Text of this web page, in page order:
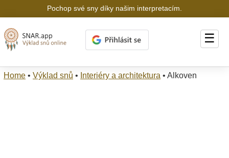
Pochop své sny díky našim interpretacím.
☰
Home • Výklad snů • Interiéry a architektura • Alkoven